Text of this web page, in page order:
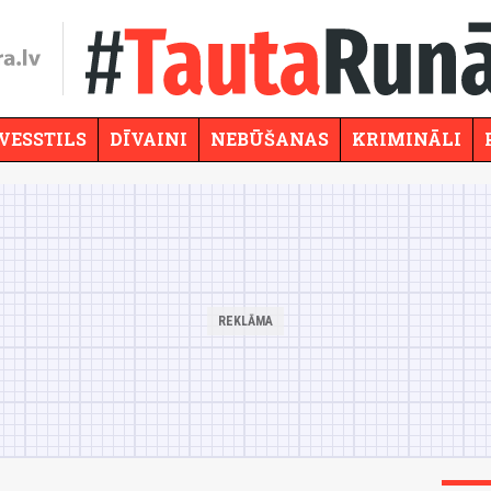
DĪVAINI NEBŪŠANAS KRIMINĀLI